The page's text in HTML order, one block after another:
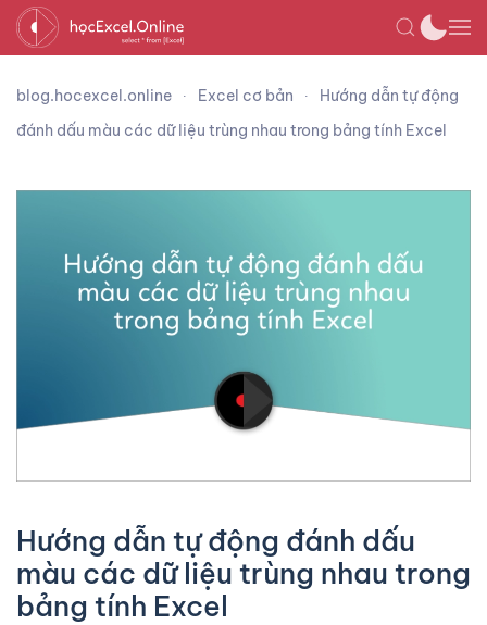
blog.hocexcel.online Excel cơ bản
Hướng dẫn tự động
đánh dấu màu các dữ liệu trùng nhau trong bảng tính Excel
Hướng dẫn tự động đánh dấu
màu các dữ liệu trùng nhau trong
bảng tính Excel